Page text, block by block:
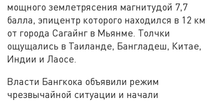
мощного землетрясения магнитудой 7,7
балла, эпицентр которого находился в 12 км
от города Сагайнг в Мьянме. Толчки
ощущались в Таиланде, Бангладеш, Китае,
Индии и Лаосе.
Власти Бангкока объявили режим
чрезвычайной ситуации и начали